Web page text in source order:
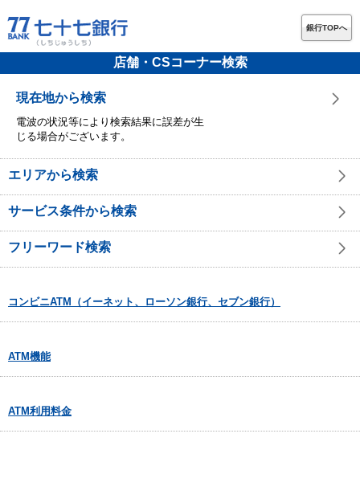
銀行TOPへ
店舗・CSコーナー検索
現在地から検索
電波の状況等により検索結果に誤差が生
じる場合がございます。
エリアから検索
サービス条件から検索
フリーワード検索
コンビニATM（イーネット、ローソン銀行、セブン銀行）
ATM機能
ATM利用料金